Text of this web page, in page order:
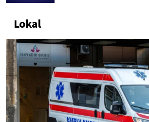
Lokal